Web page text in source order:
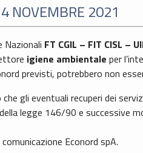
NOVEMBRE 2021
Nazionali FT CGIL – FIT CISL –
igiene ambientale per
previsti, potrebbero non
gli eventuali recuperi dei
legge 146/90 e successive
Econord spA.